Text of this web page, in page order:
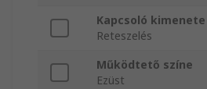
Kapcsoló kimenete
Reteszelés
Működtető színe
Ezüst